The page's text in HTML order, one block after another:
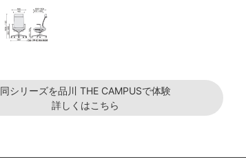
同シリーズを品川 THE CAMPUSで体験
詳しくはこちら